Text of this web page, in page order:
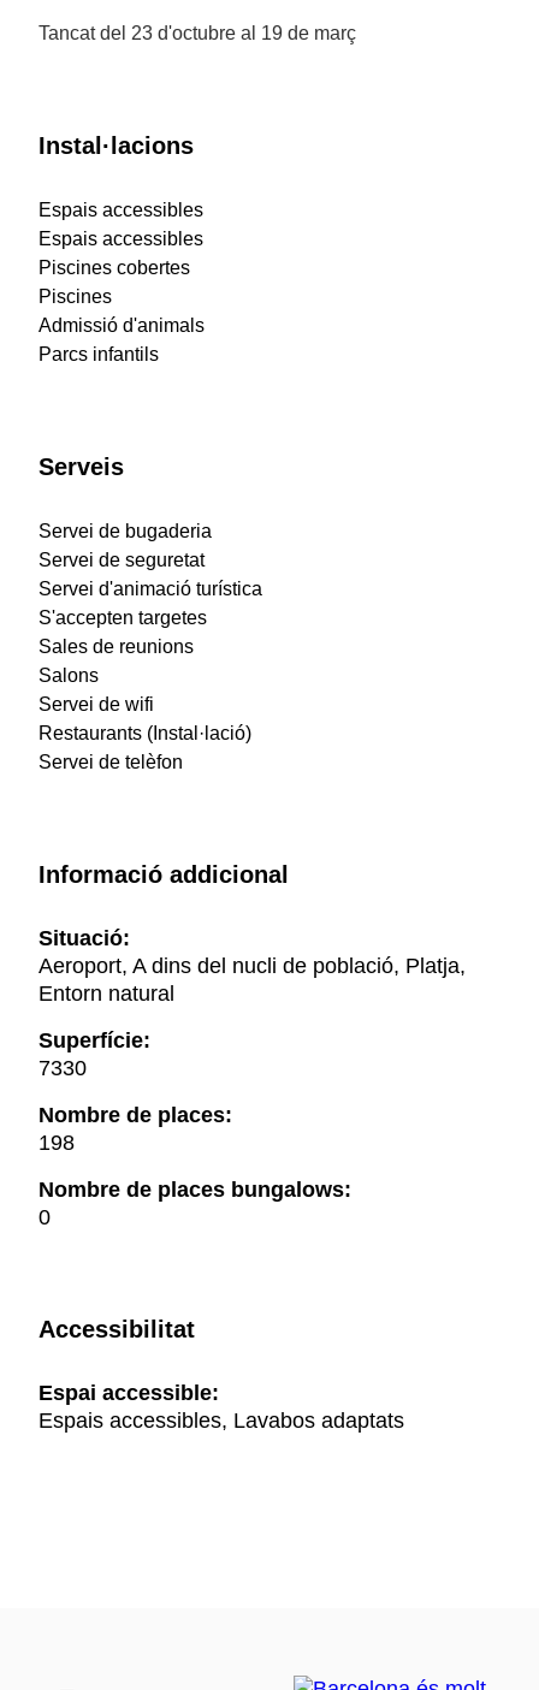
Tancat del 23 d'octubre al 19 de març
Instal·lacions
Espais accessibles
Espais accessibles
Piscines cobertes
Piscines
Admissió d'animals
Parcs infantils
Serveis
Servei de bugaderia
Servei de seguretat
Servei d'animació turística
S'accepten targetes
Sales de reunions
Salons
Servei de wifi
Restaurants (Instal·lació)
Servei de telèfon
Informació addicional
Situació:
Aeroport, A dins del nucli de població, Platja,
Entorn natural
Superfície:
7330
Nombre de places:
198
Nombre de places bungalows:
0
Accessibilitat
Espai accessible:
Espais accessibles, Lavabos adaptats